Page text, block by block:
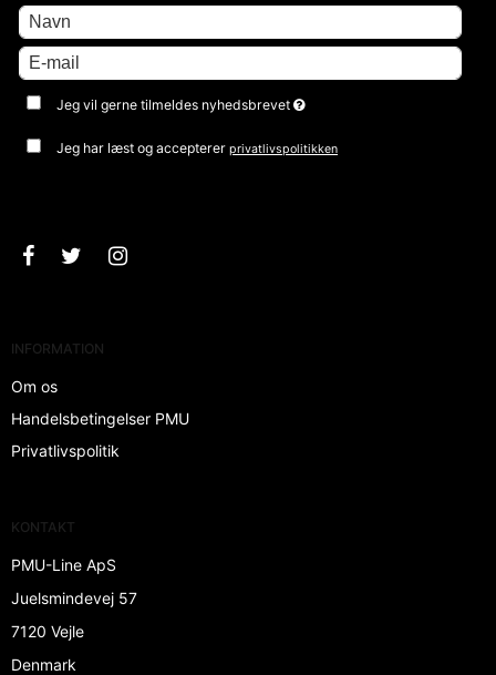
Jeg vil gerne tilmeldes nyhedsbrevet
Jeg har læst og acceptererprivatlivspolitikken
INFORMATION
Om os
Handelsbetingelser PMU
Privatlivspolitik
KONTAKT
PMU-Line ApS
Juelsmindevej 57
7120 Vejle
Denmark